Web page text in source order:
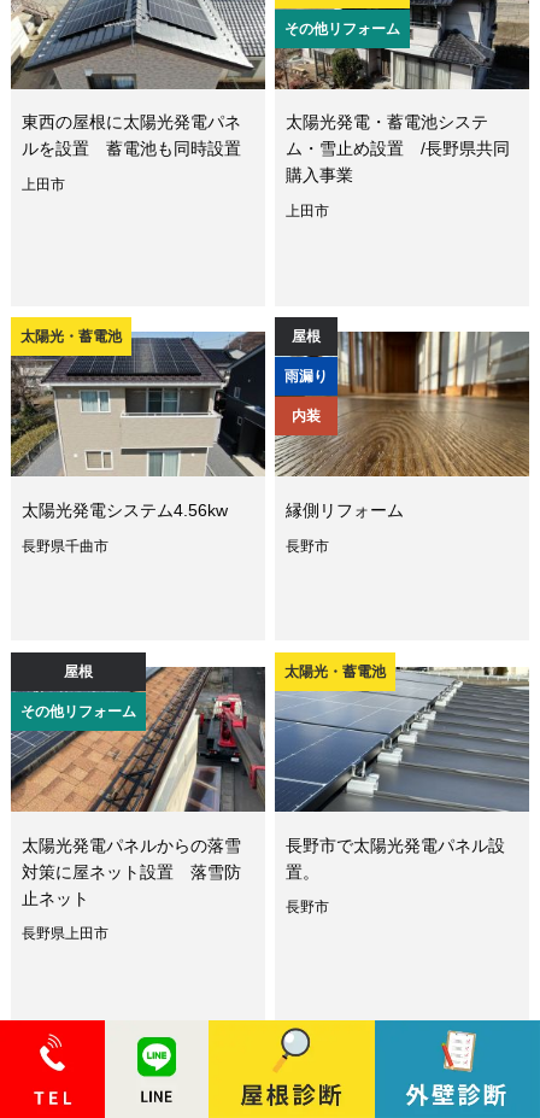
東西の屋根に太陽光発電パネ
ルを設置 蓄電池も同時設置
上田市
その他リフォーム
太陽光発電・蓄電池システ
ム・雪止め設置 /長野県共同
購入事業
上田市
太陽光・蓄電池
太陽光発電システム4.56kw
長野県千曲市
屋根
雨漏り
内装
縁側リフォーム
長野市
屋根
その他リフォーム
太陽光発電パネルからの落雪
対策に屋ネット設置 落雪防
止ネット
長野県上田市
太陽光・蓄電池
長野市で太陽光発電パネル設
置。
長野市
屋根
太陽光・蓄電池 その他リフォーム